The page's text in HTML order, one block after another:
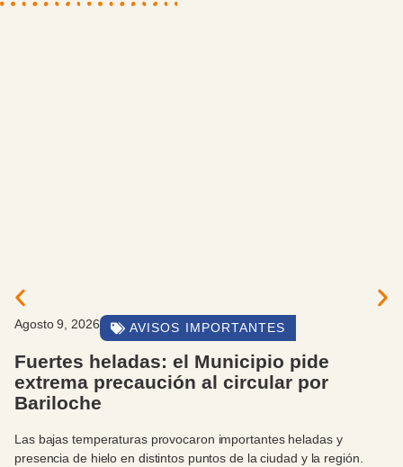
Agosto 8, 2026 EVENTOS Y ACTIVIDADES
Las candidatas a Reina Nacional de la
Nieve brillaron en un desfile con
solidario
El desfile solidario de las candidatas a Reina Nacional de la
2026 reunió este sábado por la tarde a vecinos, familias y